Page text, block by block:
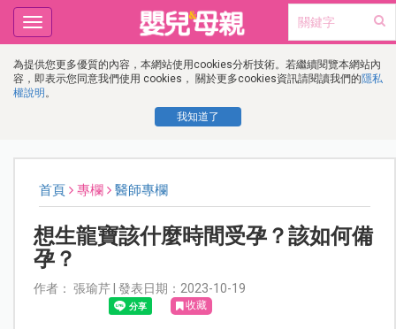
為提供您更多優質的內容，本網站使用cookies分析技術。若繼續閱覽本網站內
容，即表示您同意我們使用 cookies， 關於更多cookies資訊請閱讀我們的隱私
權說明 。
我知道了
Toggle
navigation
首頁 專欄 醫師專欄
想生龍寶該什麼時間受孕？該如何備
孕？
作者： 張瑜芹 | 發表日期：2023-10-19
收藏